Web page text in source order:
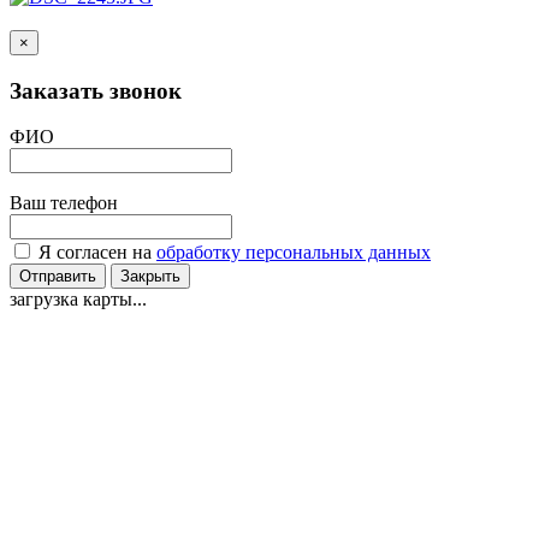
×
Заказать звонок
ФИО
Ваш телефон
Я согласен на обработку персональных данных
Отправить Закрыть
загрузка карты...